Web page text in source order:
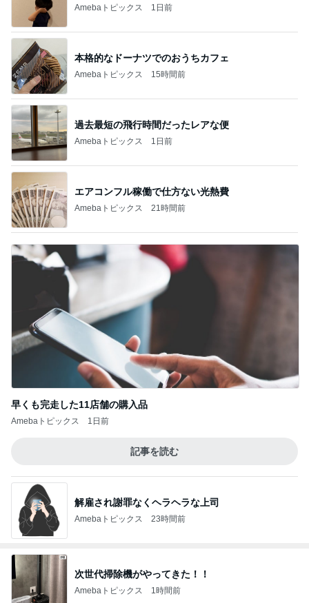
Amebaトピックス 1日前
本格的なドーナツでのおうちカフェ
Amebaトピックス 15時間前
過去最短の飛行時間だったレアな便
Amebaトピックス 1日前
エアコンフル稼働で仕方ない光熱費
Amebaトピックス 21時間前
早くも完走した11店舗の購入品
Amebaトピックス 1日前
記事を読む
解雇され謝罪なくヘラヘラな上司
Amebaトピックス 23時間前
次世代掃除機がやってきた！！
Amebaトピックス 1時間前